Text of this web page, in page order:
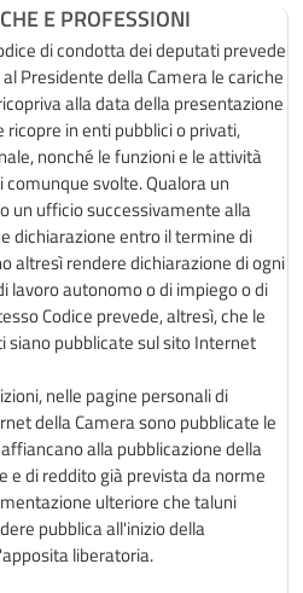
E PROFESSIONI
di condotta dei deputati prevede
Presidente della Camera le cariche
alla data della presentazione
in enti pubblici o privati,
nonché le funzioni e le attività
svolte. Qualora un
un ufficio successivamente alla
dichiarazione entro il termine di
altresì rendere dichiarazione di ogni
lavoro autonomo o di impiego o di
Codice prevede, altresì, che le
siano pubblicate sul sito Internet
nelle pagine personali di
della Camera sono pubblicate le
alla pubblicazione della
di reddito già prevista da norme
ulteriore che taluni
pubblica all'inizio della
liberatoria.